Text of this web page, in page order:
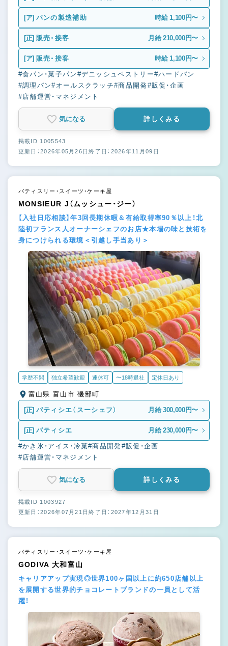
[ア] パンの製造補助 時給 1,100円〜
[正] 販売・接客 月給 210,000円〜
[ア] 販売・接客 時給 1,100円〜
#食パン・菓子パン #デニッシュペストリー#ハードパン
#調理パン#オールスクラッチ#商品開発#販促・企画
#店舗運営・マネジメント
気になる 詳しくみる
掲載ID 1005543
更新日：2026年05月26日終了日：2026年11月09日
パティスリー・スイーツ・ケーキ屋
MONSIEUR J（ムッシュー・ジー）
【入社日応相談】年3回長期休暇＆有給取得率90％以上！北
陸初フランス人オーナーシェフのお店★本場の味と技術を
身につけられる環境＜引越し手当あり＞
学歴不問 独立希望歓迎 連休可 〜18時退社 定休日あり
富山県 富山市 磯部町
[正] パティシエ（スーシェフ） 月給 300,000円〜
[正] パティシエ 月給 230,000円〜
#かき氷・アイス・冷菓#商品開発#販促・企画
#店舗運営・マネジメント
気になる 詳しくみる
掲載ID 1003927
更新日：2026年07月21日終了日：2027年12月31日
パティスリー・スイーツ・ケーキ屋
GODIVA 大和富山
キャリアアップ実現◎世界100ヶ国以上に約650店舗以上
を展開する世界的チョコレートブランドの一員として活
躍！